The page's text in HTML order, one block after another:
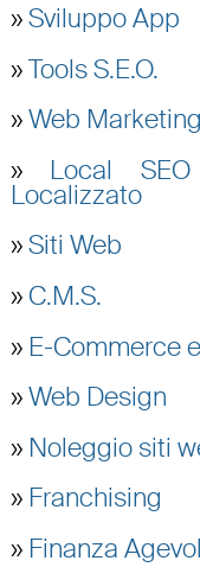
»Sviluppo App
»Tools S.E.O.
»Web Marketing
» Local
Localizzato
»Siti Web
» C.M.S.
» E-Commerce
»Web Design
» Noleggio siti
» Franchising
» Finanza